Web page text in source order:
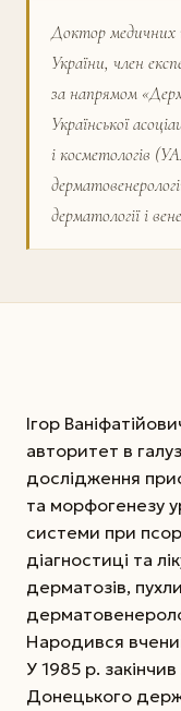
Доктор медичних
України, член
за напрямом
Української
і косметологів
дерматології і
Ігор
авторитет в
дослідження
та морфогенезу
системи при
діагностиці та
дерматозів,
Народився
У 1985 р.
Донецького